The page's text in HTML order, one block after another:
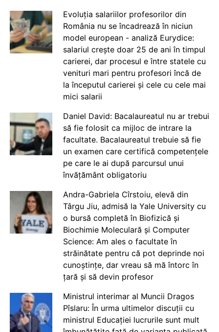
Evoluția salariilor profesorilor din
România nu se încadrează în niciun
model european - analiză Eurydice:
salariul crește doar 25 de ani în timpul
carierei, dar procesul e între statele cu
venituri mari pentru profesori încă de
la începutul carierei și cele cu cele mai
mici salarii
Daniel David: Bacalaureatul nu ar trebui
să fie folosit ca mijloc de intrare la
facultate. Bacalaureatul trebuie să fie
un examen care certifică competențele
pe care le ai după parcursul unui
învățământ obligatoriu
Andra-Gabriela Cîrstoiu, elevă din
Târgu Jiu, admisă la Yale University cu
o bursă completă în Biofizică și
Biochimie Moleculară și Computer
Science: Am ales o facultate în
străinătate pentru că pot deprinde noi
cunoștințe, dar vreau să mă întorc în
țară și să devin profesor
Ministrul interimar al Muncii Dragos
Pîslaru: În urma ultimelor discuții cu
ministrul Educației lucrurile sunt mult